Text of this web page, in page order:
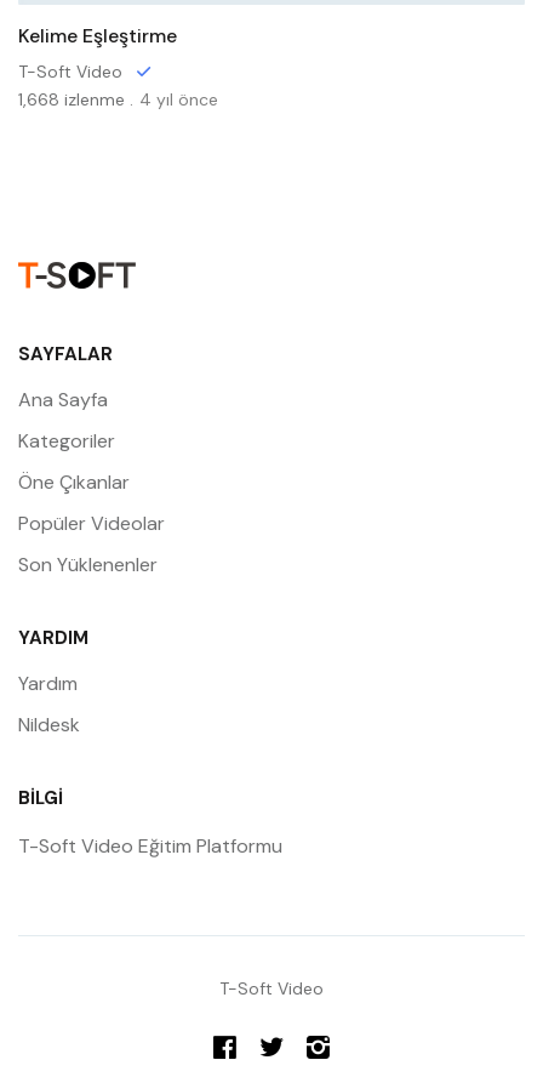
Kelime Eşleştirme
T-Soft Video
1,668 izlenme . 4 yıl önce
SAYFALAR
Ana Sayfa
Kategoriler
Öne Çıkanlar
Popüler Videolar
Son Yüklenenler
YARDIM
Yardım
Nildesk
BILGI
T-Soft Video Eğitim Platformu
T-Soft Video